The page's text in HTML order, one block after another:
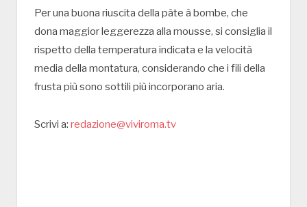
Per una buona riuscita della pàte à bombe, che
dona maggior leggerezza alla mousse, si consiglia il
rispetto della temperatura indicata e la velocità
media della montatura, considerando che i fili della
frusta più sono sottili più incorporano aria.
Scrivi a: redazione@viviroma.tv